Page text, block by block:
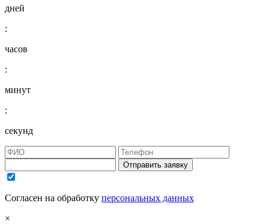
дней
:
часов
:
минут
:
секунд
Отправить заявку
Согласен на обработку персональных данных
×